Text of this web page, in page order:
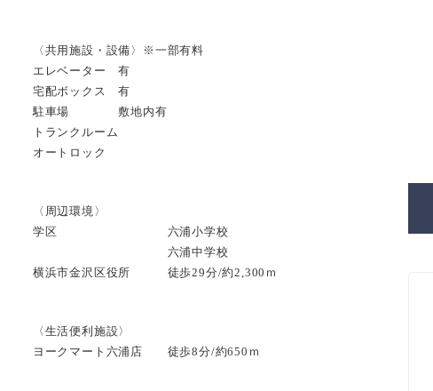
〈共用施設・設備〉※一部有料
エレベーター 有
宅配ボックス 有
駐車場 敷地内有
トランクルーム
オートロック
〈周辺環境〉
学区 六浦小学校
六浦中学校
横浜市金沢区役所 徒歩29分/約2,300ｍ
〈生活便利施設〉
ヨークマート六浦店 徒歩8分/約650ｍ